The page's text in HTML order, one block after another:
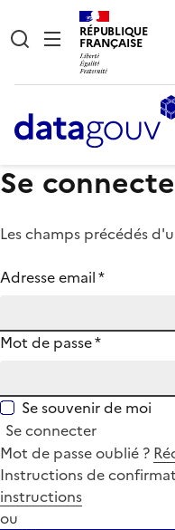
RÉPUBLIQUE
FRANÇAISE
Se
Les champs précédés
Adresse email*
Mot de passe*
Se souvenir de moi
Se connecter
Mot de passe oublié ?
Instructions de
instructions
ou